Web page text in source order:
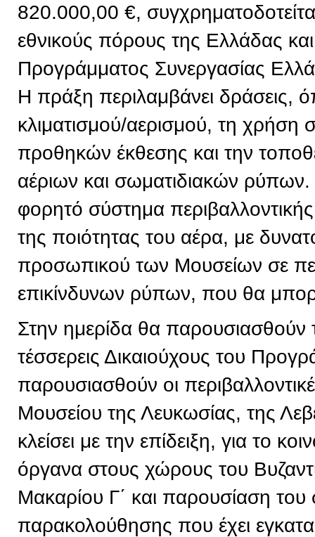
820.000,00 €,
εθνικούς πόρους της Ελλάδας
Προγράμματος Συνεργασίας
Η πράξη περιλαμβάνει δράσεις,
κλιματισμού/αερισμού, τη χρήση
προθηκών έκθεσης και την
αέριων και σωματιδιακών
φορητό σύστημα
της ποιότητας του αέρα, με
προσωπικού των Μουσείων σε
επικίνδυνων ρύπων, που θα
Στην ημερίδα θα
τέσσερεις Δικαιούχους του
παρουσιασθούν οι
Μουσείου της Λευκωσίας, της
κλείσει με την επίδειξη, για το
όργανα στους χώρους του
Μακαρίου Γ΄ και παρουσίαση του
παρακολούθησης που έχει